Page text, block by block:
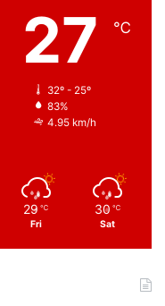
27 ℃
32º - 25º
83%
4.95 km/h
29 ℃
Fri
30 ℃
Sat